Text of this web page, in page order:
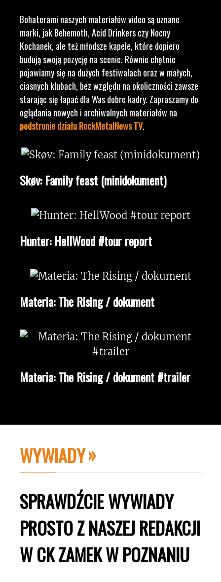
Bohaterami naszych materiałów video są uznane
marki, jak Behemoth, Acid Drinkers czy Nocny
Kochanek, ale też młodsze kapele, które dopiero
budują swoją pozycję na scenie. Równie chętnie
pojawiamy się na dużych festiwalach oraz w małych,
ciasnych klubach, bez względu na okoliczności zawsze
starając się łapać dla Was dobre kadry. Zapraszamy do
oglądania nowych i archiwalnych materiałów na
podstronie działu RockMetalNews TV.
Skøv: Family feast (minidokument)
Hunter: HellWood #tour report
Materia: The Rising / dokument
Materia: The Rising / dokument #trailer
WYWIADY
SPRAWDŹCIE WYWIADY
PROSTO Z NASZEJ REDAKCJI
W CK ZAMEK W POZNANIU